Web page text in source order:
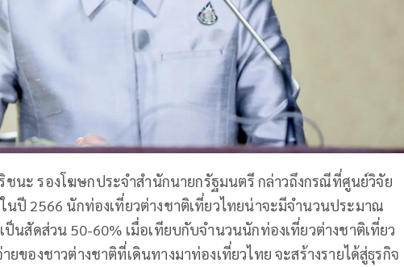
นะ รองโฆษกประจำสำนักนายกรัฐมนตรี กล่าวถึงกรณีที่ศูนย์วิจัย
นปี 2566 นักท่องเที่ยวต่างชาติเที่ยวไทยน่าจะมีจำนวนประมาณ
นสัดส่วน 50-60% เมื่อเทียบกับจำนวนนักท่องเที่ยวต่างชาติเที่ยว
ของชาวต่างชาติที่เดินทางมาท่องเที่ยวไทย จะสร้างรายได้สู่ธุรกิจ